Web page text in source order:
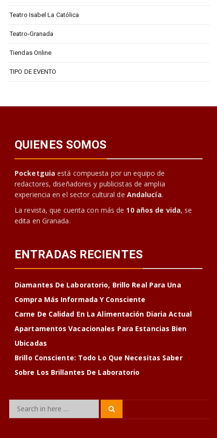
Teatro Isabel La Católica
Teatro-Granada
Tiendas Online
TIPO DE EVENTO
QUIENES SOMOS
Pocketguia está compuesta por un equipo de
redactores, diseñadores y publicistas de amplia
experiencia en el sector cultural de Andalucía.
La revista, que cuenta con más de 10 años de vida, se
edita en Granada.
ENTRADAS RECIENTES
Diamantes De Laboratorio, Brillo Real Para Una
Compra Más Informada Y Consciente
Carne De Calidad En La Alimentación Diaria Actual
Apartamentos Vacacionales Para Estancias Bien
Ubicadas
Brillo Consciente: Todo Lo Que Necesitas Saber
Sobre Los Brillantes De Laboratorio
Search